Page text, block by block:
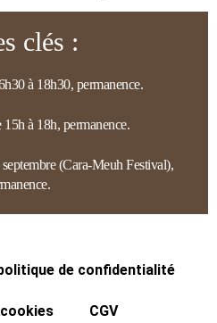
clés :
à 18h30, permanence.
15h à 18h, permanence.
(Cara-Meuh Festival),
de confidentialité
CGV